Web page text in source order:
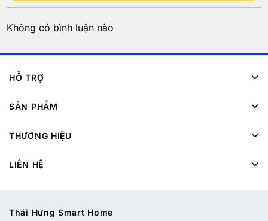
Không có bình luận nào
HỖ TRỢ
SẢN PHẨM
THƯƠNG HIỆU
LIÊN HỆ
Thái Hưng Smart Home